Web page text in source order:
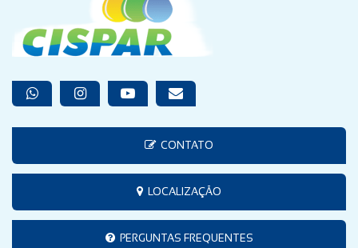
CONTATO
LOCALIZAÇÃO
PERGUNTAS FREQUENTES